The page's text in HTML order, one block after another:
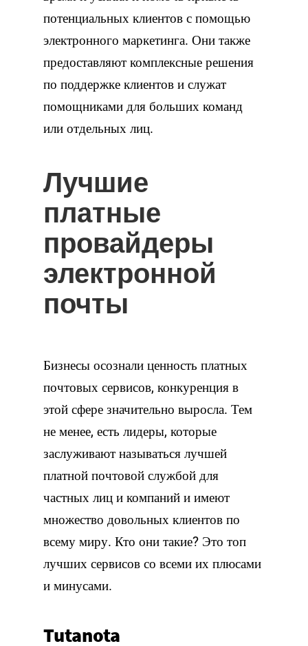
потенциальных клиентов с помощью
электронного маркетинга. Они также
предоставляют комплексные решения
по поддержке клиентов и служат
помощниками для больших команд
или отдельных лиц.
Лучшие
платные
провайдеры
электронной
почты
Бизнесы осознали ценность платных
почтовых сервисов, конкуренция в
этой сфере значительно выросла. Тем
не менее, есть лидеры, которые
заслуживают называться лучшей
платной почтовой службой для
частных лиц и компаний и имеют
множество довольных клиентов по
всему миру. Кто они такие? Это топ
лучших сервисов со всеми их плюсами
и минусами.
Tutanota